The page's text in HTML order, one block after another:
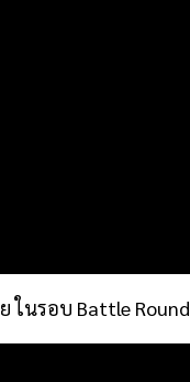
ในรอบ Battle Round